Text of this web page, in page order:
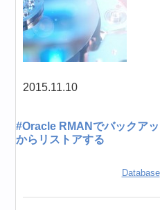
2015.11.10
#Oracle RMANでバックア
からリストアする
Database